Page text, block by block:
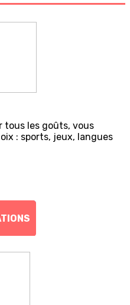
tous les goûts, vous
: sports, jeux, langues